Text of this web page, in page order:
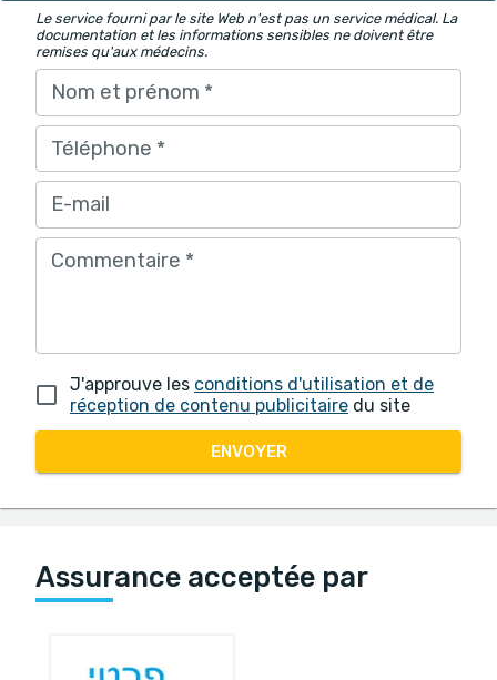
Le service fourni par le site Web n'est pas un service médical. La
documentation et les informations sensibles ne doivent être
remises qu'aux médecins.
Nom et prénom *
Téléphone *
E-mail
Commentaire *
J'approuve les conditions d'utilisation et de
réception de contenu publicitaire du site
ENVOYER
Assurance acceptée par